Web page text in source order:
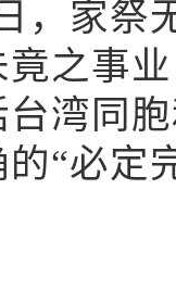
，家祭
之事
湾同
“必定